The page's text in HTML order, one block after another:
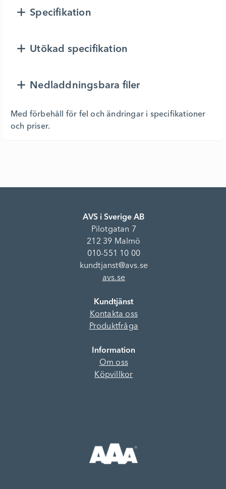
Specifikation
Utökad specifikation
Nedladdningsbara filer
Med förbehåll för fel och ändringar i specifikationer
och priser.
AVS i Sverige AB
Pilotgatan 7
212 39 Malmö
010-551 10 00
kundtjanst@avs.se
avs.se
Kundtjänst
Kontakta oss
Produktfråga
Information
Om oss
Köpvillkor